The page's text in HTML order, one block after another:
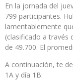
En la jornada del
799 participantes.
lamentablemente
(clasificado a través
de 49.700. El
A continuación, te
1A y día 1B: